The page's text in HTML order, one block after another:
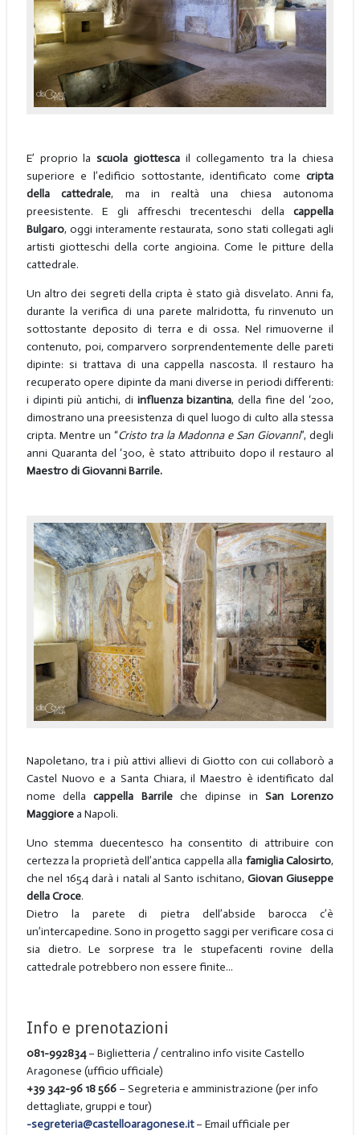
E’ proprio lascuola giottesca il collegamento tra la chiesa
superiore e l’edificio sottostante, identificato comecripta
della cattedrale, ma in realtà una chiesa autonoma
preesistente. E gli affreschi trecenteschi dellacappella
Bulgaro, oggi interamente restaurata, sono stati collegati agli
artisti giotteschi della corte angioina. Come le pitture della
cattedrale.
Un altro dei segreti della cripta è stato già disvelato. Anni fa,
durante la verifica di una parete malridotta, fu rinvenuto un
sottostante deposito di terra e di ossa. Nel rimuoverne il
contenuto, poi, comparvero sorprendentemente delle pareti
dipinte: si trattava di una cappella nascosta. Il restauro ha
recuperato opere dipinte da mani diverse in periodi differenti:
i dipinti più antichi, di influenza bizantina, della fine del ‘200,
dimostrano una preesistenza di quel luogo di culto alla stessa
cripta. Mentre un “Cristo tra la Madonna e San Giovanni”, degli
anni Quaranta del ‘300, è stato attribuito dopo il restauro al
Maestro di Giovanni Barrile.
Napoletano, tra i più attivi allievi di Giotto con cui collaborò a
Castel Nuovo e a Santa Chiara, il Maestro è identificato dal
nome dellacappella Barrileche dipinse in San Lorenzo
Maggiorea Napoli.
Uno stemma duecentesco ha consentito di attribuire con
certezza la proprietà dell’antica cappella alla famiglia Calosirto,
che nel 1654 darà i natali al Santo ischitano, Giovan Giuseppe
della Croce.
Dietro la parete di pietra dell’abside barocca c’è
un’intercapedine. Sono in progetto saggi per verificare cosa ci
sia dietro. Le sorprese tra le stupefacenti rovine della
cattedrale potrebbero non essere finite...
Info e prenotazioni
081-992834– Biglietteria / centralino info visite Castello
Aragonese (ufficio ufficiale)
+39 342-96 18 566– Segreteria e amministrazione (per info
dettagliate, gruppi e tour)
-segreteria@castelloaragonese.it– Email ufficiale per